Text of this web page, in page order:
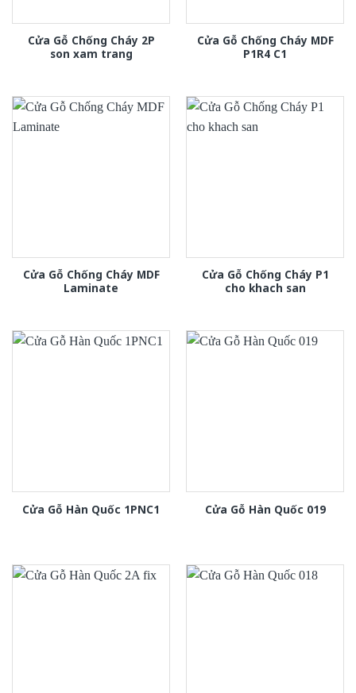
Cửa Gỗ Chống Cháy 2P
son xam trang
Cửa Gỗ Chống Cháy MDF
P1R4 C1
Cửa Gỗ Chống Cháy MDF
Laminate
Cửa Gỗ Chống Cháy P1
cho khach san
Cửa Gỗ Hàn Quốc 1PNC1 Cửa Gỗ Hàn Quốc 019